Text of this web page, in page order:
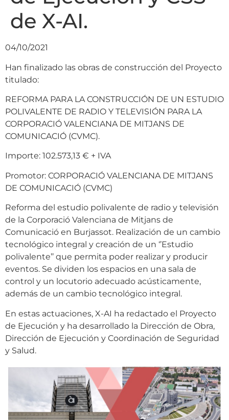
de X-AI.
04/10/2021
Han finalizado las obras de construcción del Proyecto
titulado:
REFORMA PARA LA CONSTRUCCIÓN DE UN ESTUDIO
POLIVALENTE DE RADIO Y TELEVISIÓN PARA LA
CORPORACIÓ VALENCIANA DE MITJANS DE
COMUNICACIÓ (CVMC).
Importe: 102.573,13 € + IVA
Promotor: CORPORACIÓ VALENCIANA DE MITJANS
DE COMUNICACIÓ (CVMC)
Reforma del estudio polivalente de radio y televisión
de la Corporació Valenciana de Mitjans de
Comunicació en Burjassot. Realización de un cambio
tecnológico integral y creación de un ‘’Estudio
polivalente’’ que permita poder realizar y producir
eventos. Se dividen los espacios en una sala de
control y un locutorio adecuado acústicamente,
además de un cambio tecnológico integral.
En estas actuaciones, X-AI ha redactado el Proyecto
de Ejecución y ha desarrollado la Dirección de Obra,
Dirección de Ejecución y Coordinación de Seguridad
y Salud.